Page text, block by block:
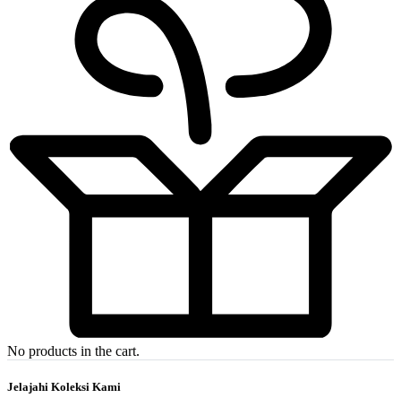
No products in the cart.
Jelajahi Koleksi Kami